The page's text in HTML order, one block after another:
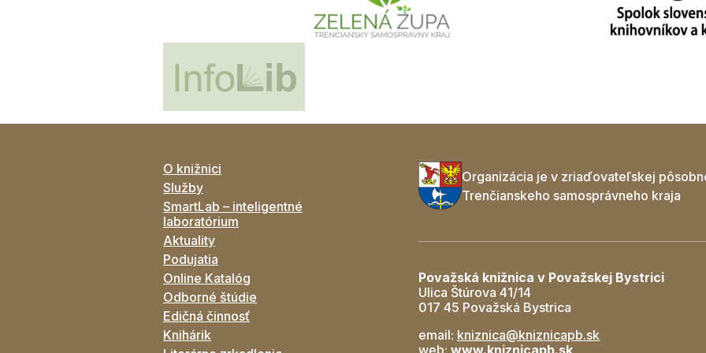
O knižnici
Služby
SmartLab – inteligentné
laboratórium
Aktuality
Podujatia
Online Katalóg
Odborné štúdie
Edičná činnosť
Knihárik
Organizácia je v zriaďovateľskej
Trenčianskeho samosprávneho kraja
Považská knižnica v Považskej Bystrici
Ulica Štúrova 41/14
017 45 Považská Bystrica
email: kniznica@kniznicapb.sk